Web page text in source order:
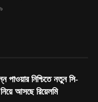
পাওয়ার নিশ্চিতে নতুন সি-
নিয়ে আসছে রিয়েলমি